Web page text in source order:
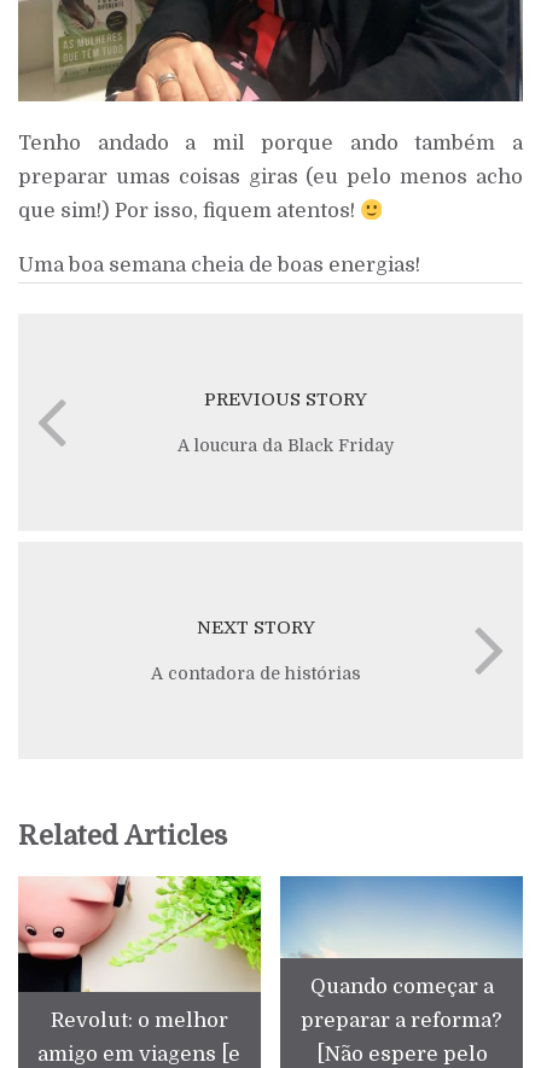
Tenho andado a mil porque ando também a
preparar umas coisas giras (eu pelo menos acho
que sim!) Por isso, fiquem atentos!
Uma boa semana cheia de boas energias!
PREVIOUS STORY
A loucura da Black Friday
NEXT STORY
A contadora de histórias
Related Articles
Revolut: o melhor
amigo em viagens [e
Quando começar a
preparar a reforma?
[Não espere pelo